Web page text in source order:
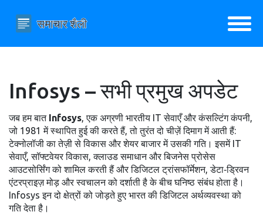
Infosys – सभी प्रमुख अपडेट
जब हम बात Infosys,एक अग्रणी भारतीय IT सेवाएँ और कंसल्टिंग कंपनी,
जो 1981 में स्थापित हुईकी करते हैं, तो तुरंत दो चीज़ें दिमाग में आती हैं:
टेक्नोलॉजी का तेज़ी से विकास और शेयर बाजार में उसकी गति। इसमें IT
सेवाएँ,सॉफ्टवेयर विकास, क्लाउड समाधान और बिजनेस प्रोसेस
आउटसोर्सिंग को शामिल करती हैंऔरडिजिटल ट्रांसफॉर्मेशन,डेटा‑ड्रिवन
एंटरप्राइज़ मोड़ और स्वचालन को दर्शाती हैके बीच घनिष्ठ संबंध होता है।
Infosys इन दो क्षेत्रों को जोड़ते हुए भारत की डिजिटल अर्थव्यवस्था को
गति देता है।